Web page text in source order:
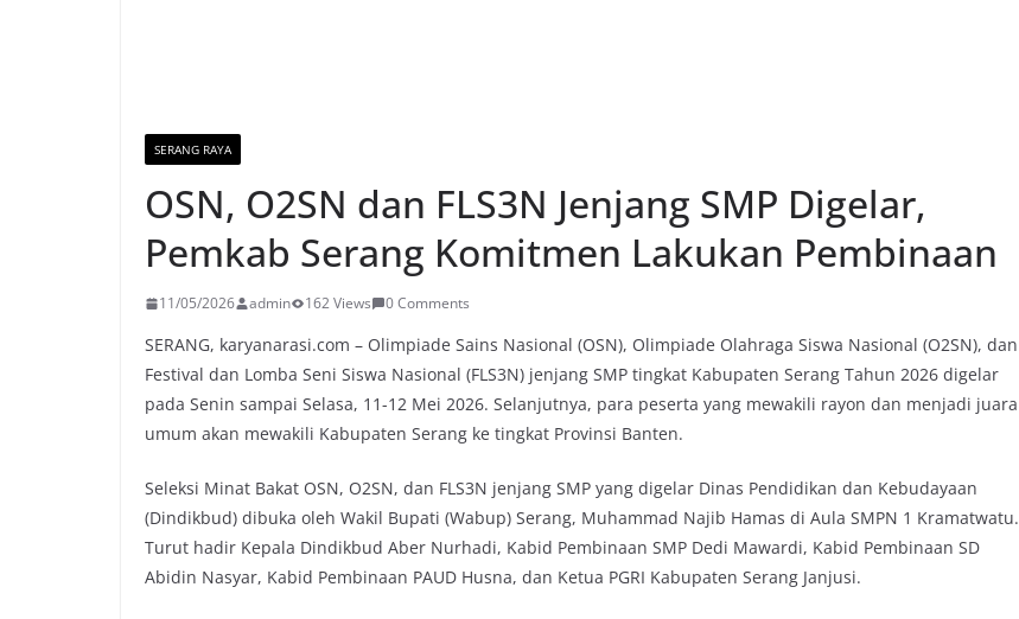
SERANG RAYA
OSN, O2SN dan FLS3N Jenjang SMP Digelar,
Pemkab Serang Komitmen Lakukan Pembinaan
11/05/2026 admin 162 Views 0 Comments
SERANG, karyanarasi.com – Olimpiade Sains Nasional (OSN), Olimpiade Olahraga Siswa Nasional (O2SN), dan
Festival dan Lomba Seni Siswa Nasional (FLS3N) jenjang SMP tingkat Kabupaten Serang Tahun 2026 digelar
pada Senin sampai Selasa, 11-12 Mei 2026. Selanjutnya, para peserta yang mewakili rayon dan menjadi juara
umum akan mewakili Kabupaten Serang ke tingkat Provinsi Banten.
Seleksi Minat Bakat OSN, O2SN, dan FLS3N jenjang SMP yang digelar Dinas Pendidikan dan Kebudayaan
(Dindikbud) dibuka oleh Wakil Bupati (Wabup) Serang, Muhammad Najib Hamas di Aula SMPN 1 Kramatwatu.
Turut hadir Kepala Dindikbud Aber Nurhadi, Kabid Pembinaan SMP Dedi Mawardi, Kabid Pembinaan SD
Abidin Nasyar, Kabid Pembinaan PAUD Husna, dan Ketua PGRI Kabupaten Serang Janjusi.